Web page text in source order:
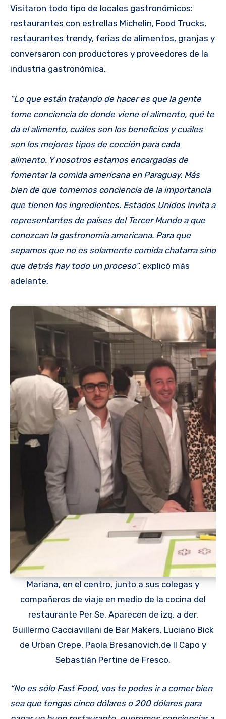
Visitaron todo tipo de locales gastronómicos:
restaurantes con estrellas Michelin, Food Trucks,
restaurantes trendy, ferias de alimentos, granjas y
conversaron con productores y proveedores de la
industria gastronómica.
“Lo que están tratando de hacer es que la gente
tome conciencia de donde viene el alimento, qué te
da el alimento, cuáles son los beneficios y cuáles
son los mejores tipos de cocción para cada
alimento. Y nosotros estamos encargadas de
fomentar la comida americana en Paraguay. Más
bien de que tomemos conciencia de la importancia
que tienen los ingredientes. Estados Unidos invita a
representantes de países del Tercer Mundo a que
conozcan la gastronomía americana. Para que
sepamos que no es solamente comida chatarra sino
que detrás hay todo un proceso”, explicó más
adelante.
Mariana, en el centro, junto a sus colegas y
compañeros de viaje en medio de la cocina del
restaurante Per Se. Aparecen de izq. a der.
Guillermo Cacciavillani de Bar Makers, Luciano Bick
de Urban Crepe, Paola Bresanovich,de Il Capo y
Sebastián Pertine de Fresco.
“No es sólo Fast Food, vos te podes ir a comer bien
sea que tengas cinco dólares o 200 dólares para